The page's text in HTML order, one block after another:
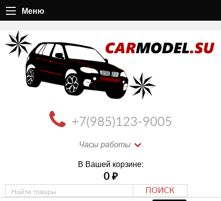
Меню
+7(985)123-9005
Часы работы
В Вашей корзине:
0 ₽
ПОИСК